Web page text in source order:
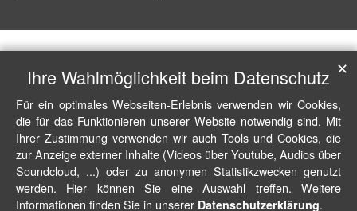
Ihre Wahlmöglichkeit beim Datenschutz
Für ein optimales Webseiten-Erlebnis verwenden wir Cookies,
die für das Funktionieren unserer Website notwendig sind. Mit
Ihrer Zustimmung verwenden wir auch Tools und Cookies, die
zur Anzeige externer Inhalte (Videos über Youtube, Audios über
Soundcloud, ...) oder zu anonymen Statistikzwecken genutzt
werden. Hier können Sie eine Auswahl treffen. Weitere
Informationen finden Sie in unserer Datenschutzerklärung.
✕